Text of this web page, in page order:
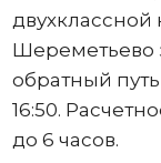
Шереметьево
обратный
16:50.
до 6 часов.